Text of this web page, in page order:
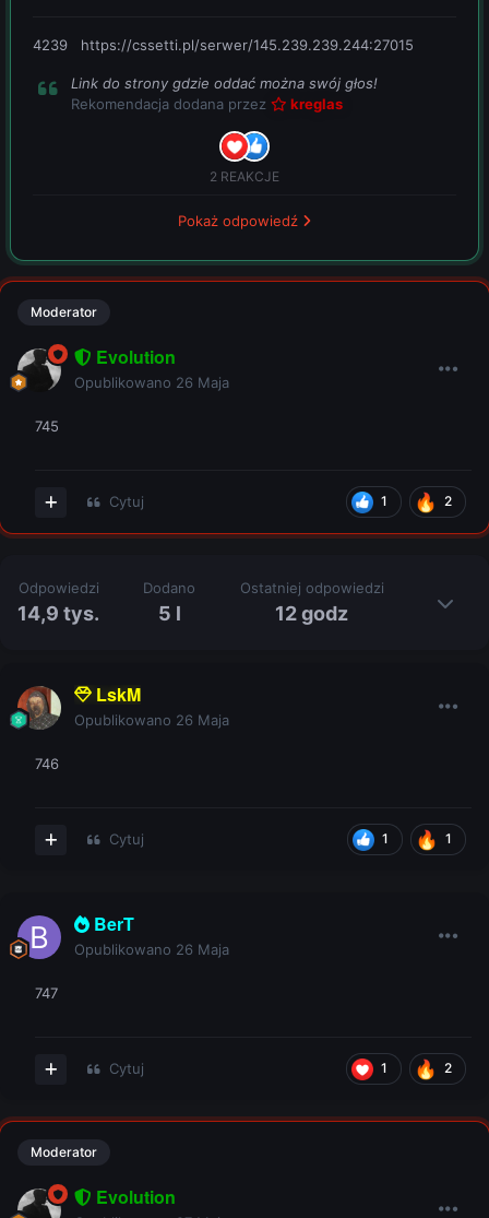
4239 https://cssetti.pl/serwer/145.239.239.244:27015
Link do strony gdzie oddać można swój głos!
Rekomendacja dodana przez
kreglas
2 REAKCJE
Pokaż odpowiedź
Moderator
Evolution
Opublikowano 26 Maja
745
1 2
Cytuj
Odpowiedzi
14,9 tys.
Dodano
5 l
Ostatniej odpowiedzi
12 godz
LskM
Opublikowano 26 Maja
746
1 1
Cytuj
BerT
Opublikowano 26 Maja
747
1 2
Cytuj
Moderator
Evolution